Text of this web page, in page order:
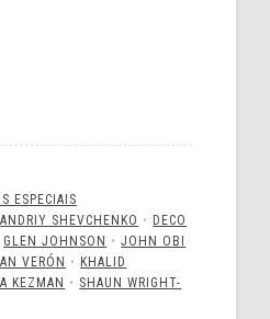
ESPECIAIS
ANDRIY SHEVCHENKO • DECO
GLEN JOHNSON •JOHN OBI
VERÓN • KHALID
KEZMAN • SHAUN WRIGHT-